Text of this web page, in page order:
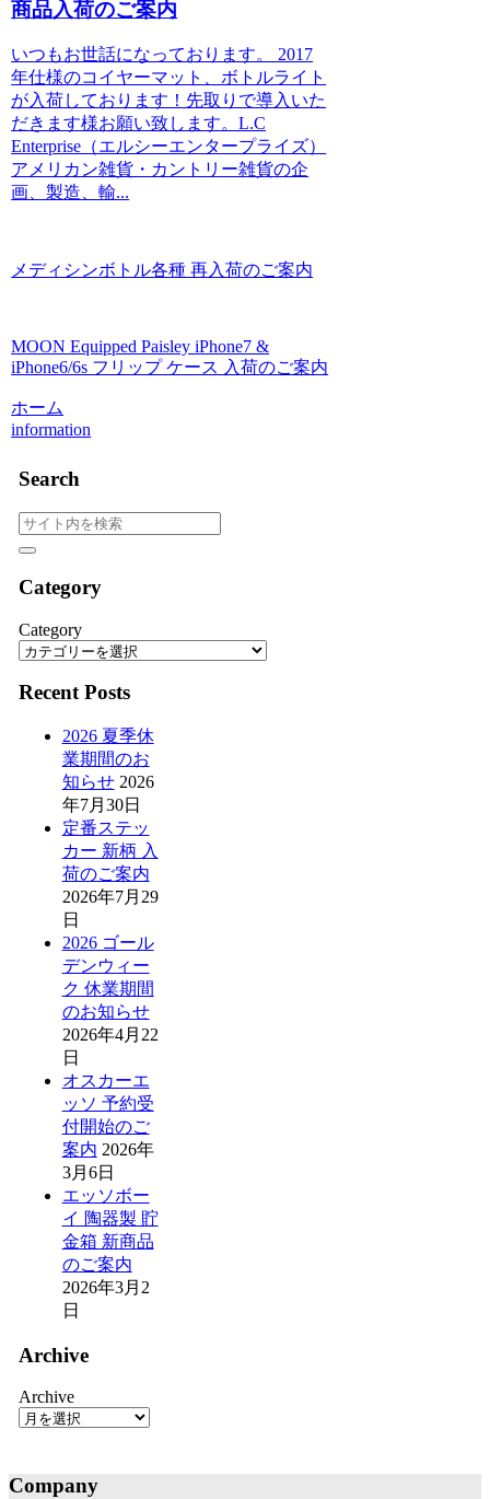
商品入荷のご案内
いつもお世話になっております。 2017
年仕様のコイヤーマット、ボトルライト
が入荷しております！先取りで導入いた
だきます様お願い致します。L.C
Enterprise（エルシーエンタープライズ）
アメリカン雑貨・カントリー雑貨の企
画、製造、輸...
メディシンボトル各種 再入荷のご案内
MOON Equipped Paisley iPhone7 &
iPhone6/6s フリップ ケース 入荷のご案内
ホーム
information
Search
Category
Category
Recent Posts
2026 夏季休
業期間のお
知らせ 2026
年7月30日
定番ステッ
カー 新柄 入
荷のご案内
2026年7月29
日
2026 ゴール
デンウィー
ク 休業期間
のお知らせ
2026年4月22
日
オスカーエ
ッソ 予約受
付開始のご
案内 2026年
3月6日
エッソボー
イ 陶器製 貯
金箱 新商品
のご案内
2026年3月2
日
Archive
Archive
Company